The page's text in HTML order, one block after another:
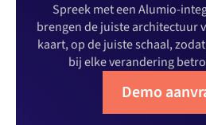
Spreek met een Alumio-
brengen de juiste architectuur
kaart, op de juiste schaal,
bij elke verandering
Demo